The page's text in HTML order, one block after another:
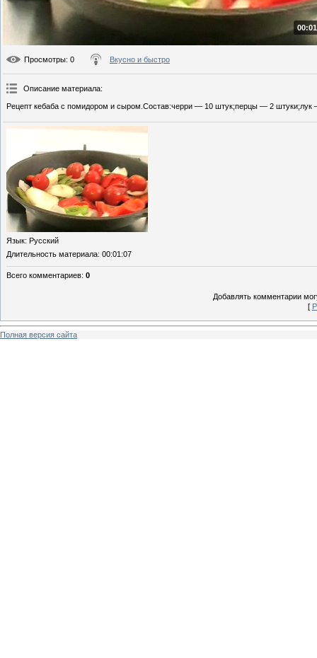
Просмотры: 0 Вкусно и быстро
Описание материала:
Рецепт кебаба с помидором и сыром.Состав:черри — 10 штук;перцы — 2
Язык: Русский
Длительность материала: 00:01:07
Всего комментариев: 0
Добавлять комментарии
[
Полная версия сайта